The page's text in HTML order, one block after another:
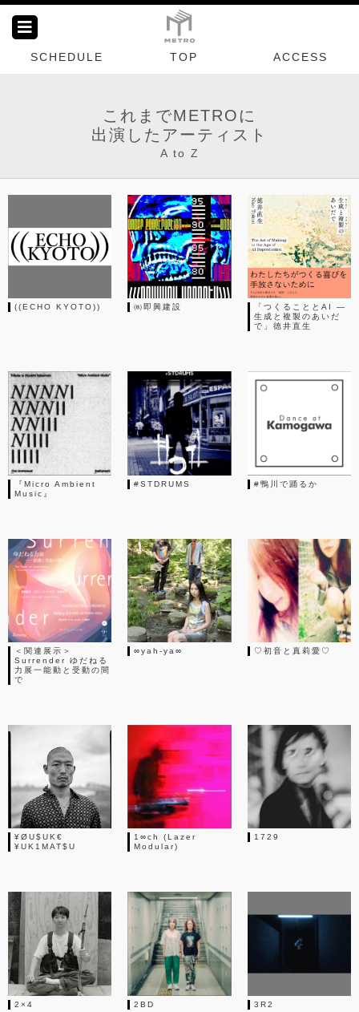
これまでMETROに
出演したアーティスト
A to Z
((ECHO KYOTO)) ㈱即興建設
「つくることとAI —
生成と複製のあいだ
で」徳井直生
『Micro Ambient
Music』
#STDRUMS #鴨川で踊るか
＜関連展示＞
Surrender ゆだねる
力展一能動と受動の間
で
∞yah-ya∞ ♡初音と真莉愛♡
¥ØU$UK€
¥UK1MAT$U
1∞ch (Lazer
Modular)
1729
2×4 2BD 3R2